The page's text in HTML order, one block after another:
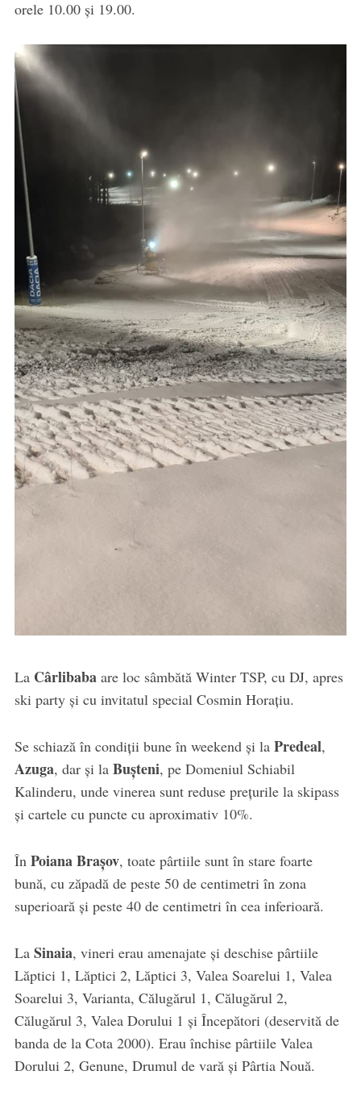
orele 10.00 și 19.00.
La Cârlibabaare loc sâmbătă Winter TSP, cu DJ, apres
ski party și cu invitatul special Cosmin Horațiu.
Se schiază în condiții bune în weekend și la Predeal,
Azuga, dar și la Bușteni, pe Domeniul Schiabil
Kalinderu, unde vinerea sunt reduse prețurile la skipass
și cartele cu puncte cu aproximativ 10%.
În Poiana Brașov, toate pârtiile sunt în stare foarte
bună, cu zăpadă de peste 50 de centimetri în zona
superioară și peste 40 de centimetri în cea inferioară.
La Sinaia, vineri erau amenajate și deschise pârtiile
Lăptici 1, Lăptici 2, Lăptici 3, Valea Soarelui 1, Valea
Soarelui 3, Varianta, Călugărul 1, Călugărul 2,
Călugărul 3, Valea Dorului 1 și Începători (deservită de
banda de la Cota 2000). Erau închise pârtiile Valea
Dorului 2, Genune, Drumul de vară și Pârtia Nouă.